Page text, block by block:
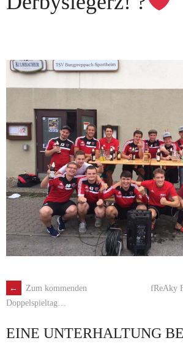
ARTIKEL-
NAVIGATION
←
Zum kommenden
Doppelspieltag…
fReAky
EINE UNTERHALTUNG